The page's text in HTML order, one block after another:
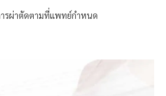
ารผ่าตัดตามที่แพทย์กำหนด